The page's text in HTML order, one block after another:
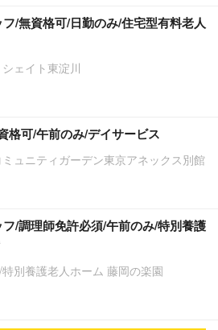
フ/無資格可/日勤のみ/住宅型有料老人
ェイト東淀川
格可/午前のみ/デイサービス
ュニティガーデン東京アネックス別館
フ/調理師免許必須/午前のみ/特別養護
別養護老人ホーム 藤岡の楽園